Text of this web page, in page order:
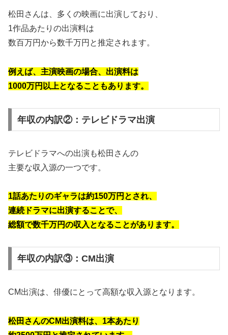
松田さんは、多くの映画に出演しており、
1作品あたりの出演料は
数百万円から数千万円と推定されます。
例えば、主演映画の場合、出演料は
1000万円以上となることもあります。
年収の内訳②：テレビドラマ出演
テレビドラマへの出演も松田さんの
主要な収入源の一つです。
1話あたりのギャラは約150万円とされ、
連続ドラマに出演することで、
総額で数千万円の収入となることがあります。
年収の内訳③：CM出演
CM出演は、俳優にとって高額な収入源となります。
松田さんのCM出演料は、1本あたり